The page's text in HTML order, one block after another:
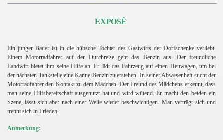
EXPOSÈ
Ein junger Bauer ist in die hübsche Tochter des Gastwirts der Dorfschenke verliebt.
Einem Motorradfahrer auf der Durchreise geht das Benzin aus. Der freundliche
Landwirt bietet ihm seine Hilfe an. Er lädt das Fahrzeug auf einen Heuwagen, um bei
der nächsten Tankstelle eine Kanne Benzin zu erstehen. In seiner Abwesenheit sucht der
Motorradfahrer den Kontakt zu dem Mädchen. Der Freund des Mädchens erkennt, dass
man seine Hilfsbereitschaft ausgenutzt hat und wird wütend. Er macht den beiden ein
Szene, lässt sich aber nach einer Weile wieder beschwichtigen. Man verträgt sich und
trennt sich in Frieden
Anmerkung: